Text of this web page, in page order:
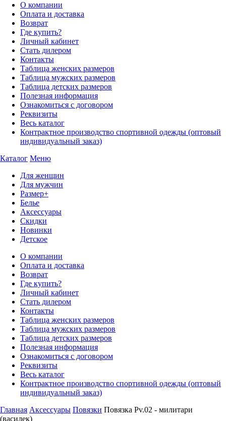
О компании
Оплата и доставка
Возврат
Где купить?
Личный кабинет
Стать дилером
Контакты
Таблица женских размеров
Таблица мужских размеров
Таблица детских размеров
Полезная информация
Ознакомиться с договором
Реквизиты
Весь каталог
Контрактное производство спортивной одежды (оптовый
индивидуальный заказ)
Каталог Меню
Для женщин
Для мужчин
Размер+
Белье
Аксессуары
Скидки
Новинки
Детское
О компании
Оплата и доставка
Возврат
Где купить?
Личный кабинет
Стать дилером
Контакты
Таблица женских размеров
Таблица мужских размеров
Таблица детских размеров
Полезная информация
Ознакомиться с договором
Реквизиты
Весь каталог
Контрактное производство спортивной одежды (оптовый
индивидуальный заказ)
Главная Аксессуары Повязки Повязка Pv.02 - милитари
(василек)